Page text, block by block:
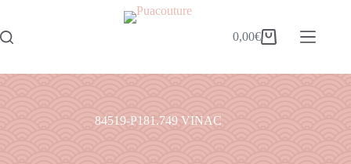
0,00€
84519-P181.749 VINAC